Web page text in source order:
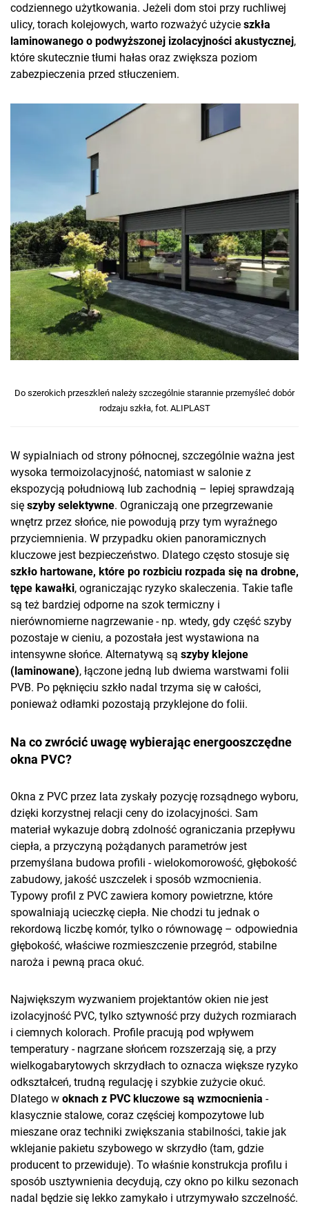
codziennego użytkowania. Jeżeli dom stoi przy ruchliwej
ulicy, torach kolejowych, warto rozważyć użycie szkła
laminowanego o podwyższonej izolacyjności akustycznej,
które skutecznie tłumi hałas oraz zwiększa poziom
zabezpieczenia przed stłuczeniem.
Do szerokich przeszkleń należy szczególnie starannie przemyśleć dobór
rodzaju szkła, fot. ALIPLAST
W sypialniach od strony północnej, szczególnie ważna jest
wysoka termoizolacyjność, natomiast w salonie z
ekspozycją południową lub zachodnią – lepiej sprawdzają
się szyby selektywne. Ograniczają one przegrzewanie
wnętrz przez słońce, nie powodują przy tym wyraźnego
przyciemnienia. W przypadku okien panoramicznych
kluczowe jest bezpieczeństwo. Dlatego często stosuje się
szkło hartowane, które po rozbiciu rozpada się na drobne,
tępe kawałki, ograniczając ryzyko skaleczenia. Takie tafle
są też bardziej odporne na szok termiczny i
nierównomierne nagrzewanie - np. wtedy, gdy część szyby
pozostaje w cieniu, a pozostała jest wystawiona na
intensywne słońce. Alternatywą są szyby klejone
(laminowane), łączone jedną lub dwiema warstwami folii
PVB. Po pęknięciu szkło nadal trzyma się w całości,
ponieważ odłamki pozostają przyklejone do folii.
Na co zwrócić uwagę wybierając energooszczędne
okna PVC?
Okna z PVC przez lata zyskały pozycję rozsądnego wyboru,
dzięki korzystnej relacji ceny do izolacyjności. Sam
materiał wykazuje dobrą zdolność ograniczania przepływu
ciepła, a przyczyną pożądanych parametrów jest
przemyślana budowa profili - wielokomorowość, głębokość
zabudowy, jakość uszczelek i sposób wzmocnienia.
Typowy profil z PVC zawiera komory powietrzne, które
spowalniają ucieczkę ciepła. Nie chodzi tu jednak o
rekordową liczbę komór, tylko o równowagę – odpowiednia
głębokość, właściwe rozmieszczenie przegród, stabilne
naroża i pewną praca okuć.
Największym wyzwaniem projektantów okien nie jest
izolacyjność PVC, tylko sztywność przy dużych rozmiarach
i ciemnych kolorach. Profile pracują pod wpływem
temperatury - nagrzane słońcem rozszerzają się, a przy
wielkogabarytowych skrzydłach to oznacza większe ryzyko
odkształceń, trudną regulację i szybkie zużycie okuć.
Dlatego w oknach z PVC kluczowe są wzmocnienia -
klasycznie stalowe, coraz częściej kompozytowe lub
mieszane oraz techniki zwiększania stabilności, takie jak
wklejanie pakietu szybowego w skrzydło (tam, gdzie
producent to przewiduje). To właśnie konstrukcja profilu i
sposób usztywnienia decydują, czy okno po kilku sezonach
nadal będzie się lekko zamykało i utrzymywało szczelność.